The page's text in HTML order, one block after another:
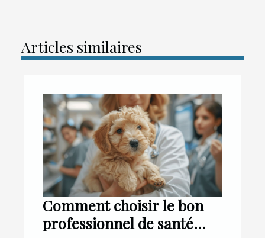
Articles similaires
Comment choisir le bon
professionnel de santé